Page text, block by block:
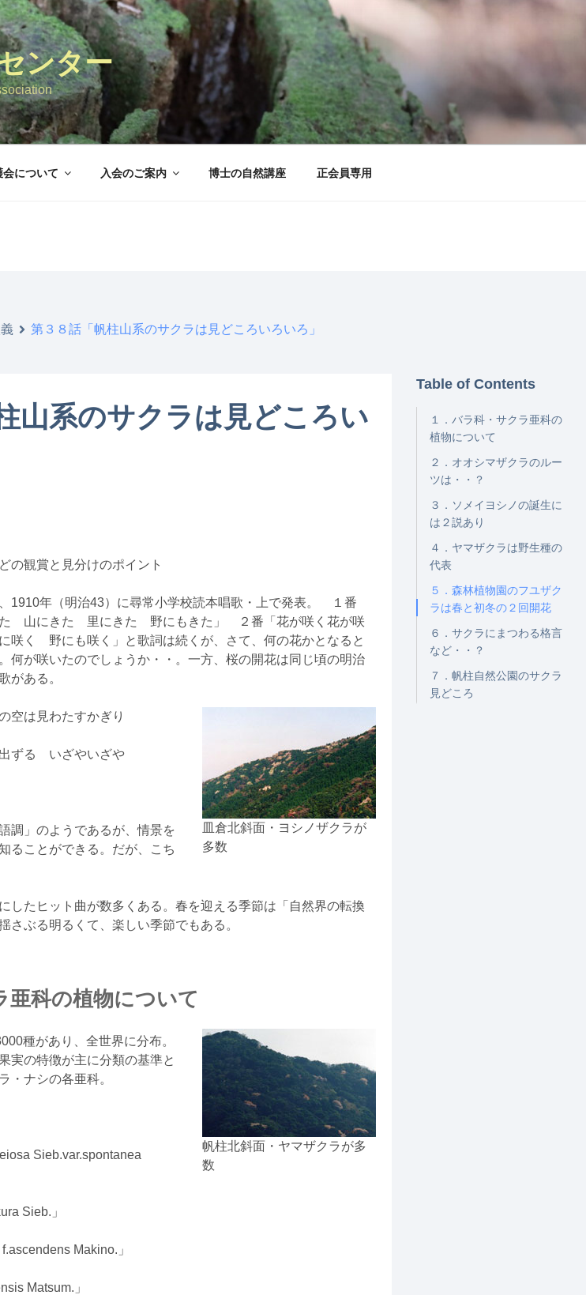
ンター
会について 入会のご案内 博士の自然講座 正会員専用
第３８話「帆柱山系のサクラは見どころいろいろ」
山系のサクラは見どころい
の観賞と見分けのポイント
1910年（明治43）に尋常小学校読本唱歌・上で発表。 １番
た 山にきた 里にきた 野にもきた」 ２番「花が咲く花が咲
く 野にも咲く」と歌詞は続くが、さて、何の花かとなると
何が咲いたのでしょうか・・。一方、桜の開花は同じ頃の明治
がある。
皿倉北斜面・ヨシノザクラが
多数
は見わたすかぎり
る いざやいざや
調」のようであるが、情景を
ることができる。だが、こち
したヒット曲が数多くある。春を迎える季節は「自然界の転換
さぶる明るくて、楽しい季節でもある。
亜科の植物について
帆柱北斜面・ヤマザクラが多
数
種があり、全世界に分布。
実の特徴が主に分類の基準と
・ナシの各亜科。
Sieb.var.spontanea
Sieb.」
Makino.」
Matsum.」
Table of Contents
１．バラ科・サクラ亜科の
植物について
２．オオシマザクラのルー
ツは・・？
３．ソメイヨシノの誕生に
は２説あり
４．ヤマザクラは野生種の
代表
５．森林植物園のフユザク
ラは春と初冬の２回開花
６．サクラにまつわる格言
など・・？
７．帆柱自然公園のサクラ
見どころ